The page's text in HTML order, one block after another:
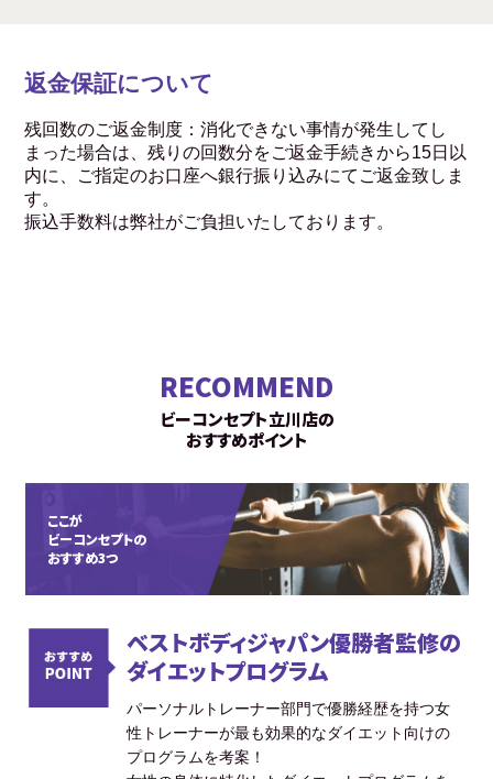
返金保証について
残回数のご返金制度：消化できない事情が発生してし
まった場合は、残りの回数分をご返金手続きから15日以
内に、ご指定のお口座へ銀行振り込みにてご返金致しま
す。
振込手数料は弊社がご負担いたしております。
RECOMMEND
ビーコンセプト立川店の
おすすめポイント
ここが
ビーコンセプトの
おすすめ3つ
ベストボディジャパン優勝者監修の
ダイエットプログラム
パーソナルトレーナー部門で優勝経歴を持つ女
性トレーナーが最も効果的なダイエット向けの
プログラムを考案！